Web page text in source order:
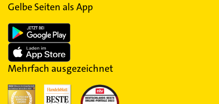
Gelbe Seiten als App
Mehrfach ausgezeichnet